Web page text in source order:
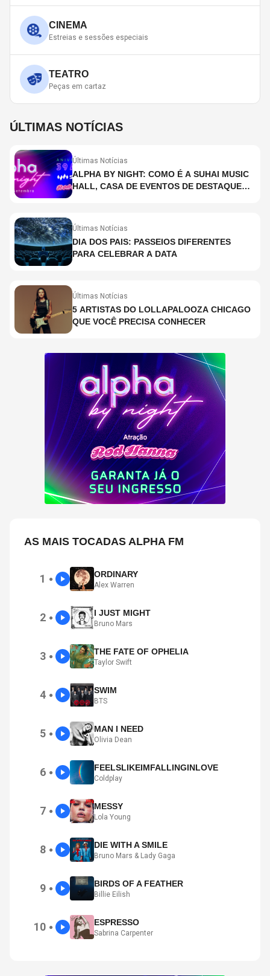
CINEMA
Estreias e sessões especiais
TEATRO
Peças em cartaz
ÚLTIMAS NOTÍCIAS
Últimas Notícias
ALPHA BY NIGHT: COMO É A SUHAI MUSIC
HALL, CASA DE EVENTOS DE DESTAQUE
Últimas Notícias
DIA DOS PAIS: PASSEIOS DIFERENTES
PARA CELEBRAR A DATA
Últimas Notícias
5 ARTISTAS DO LOLLAPALOOZA CHICAGO
QUE VOCÊ PRECISA CONHECER
AS MAIS TOCADAS ALPHA FM
1 ● ORDINARY
Alex Warren
2 ● I JUST MIGHT
Bruno Mars
3 ● THE FATE OF OPHELIA
Taylor Swift
4 ● SWIM
BTS
5 ● MAN I NEED
Olivia Dean
6 ● FEELSLIKEIMFALLINGINLOVE
Coldplay
7 ● MESSY
Lola Young
8 ● DIE WITH A SMILE
Bruno Mars & Lady Gaga
9 ● BIRDS OF A FEATHER
Billie Eilish
10 ● ESPRESSO
Sabrina Carpenter